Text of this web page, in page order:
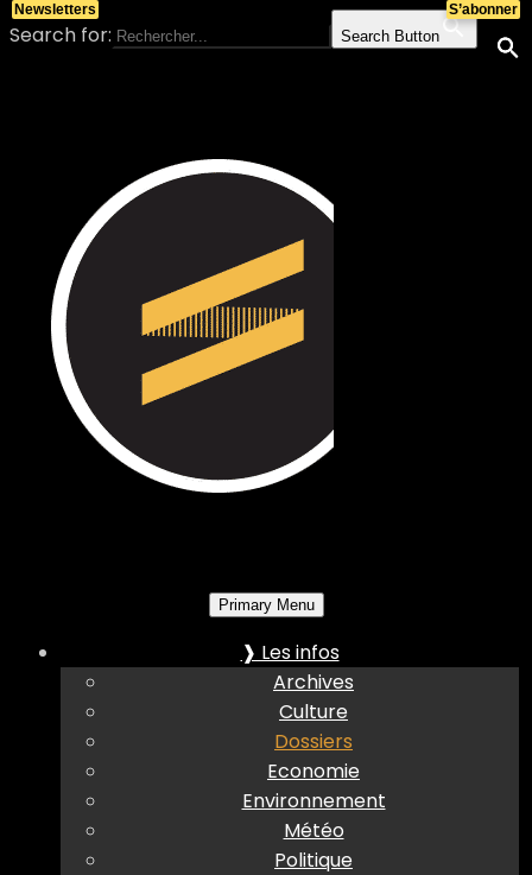
Search for: Search Button
Primary Menu
❱ Les infos
Archives
Culture
Dossiers
Economie
Environnement
Météo
Politique
S’abonner
Newsletters